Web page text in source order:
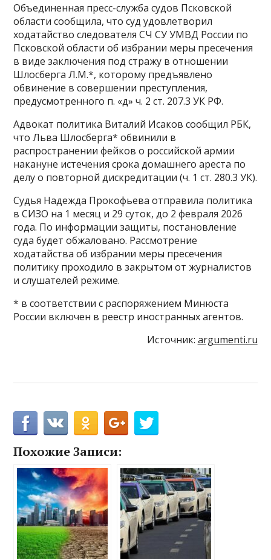
Объединенная пресс-служба судов Псковской
области сообщила, что суд удовлетворил
ходатайство следователя СЧ СУ УМВД России по
Псковской области об избрании меры пресечения
в виде заключения под стражу в отношении
Шлосберга Л.М.*, которому предъявлено
обвинение в совершении преступления,
предусмотренного п. «д» ч. 2 ст. 207.3 УК РФ.
Адвокат политика Виталий Исаков сообщил РБК,
что Льва Шлосберга* обвинили в
распространении фейков о российской армии
накануне истечения срока домашнего ареста по
делу о повторной дискредитации (ч. 1 ст. 280.3 УК).
Судья Надежда Прокофьева отправила политика
в СИЗО на 1 месяц и 29 суток, до 2 февраля 2026
года. По информации защиты, постановление
суда будет обжаловано. Рассмотрение
ходатайства об избрании меры пресечения
политику проходило в закрытом от журналистов
и слушателей режиме.
* в соответствии с распоряжением Минюста
России включен в реестр иностранных агентов.
Источник: argumenti.ru
Похожие Записи: